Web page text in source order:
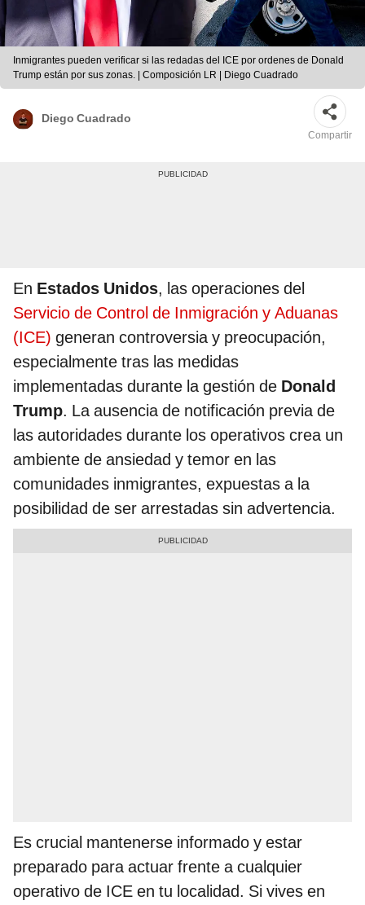
Inmigrantes pueden verificar si las redadas del ICE por ordenes de Donald
Trump están por sus zonas. | Composición LR | Diego Cuadrado
Diego Cuadrado
Compartir
En Estados Unidos, las operaciones del
Servicio de Control de Inmigración y Aduanas
(ICE) generan controversia y preocupación,
especialmente tras las medidas
implementadas durante la gestión de Donald
Trump. La ausencia de notificación previa de
las autoridades durante los operativos crea un
ambiente de ansiedad y temor en las
comunidades inmigrantes, expuestas a la
posibilidad de ser arrestadas sin advertencia.
Es crucial mantenerse informado y estar
preparado para actuar frente a cualquier
operativo de ICE en tu localidad. Si vives en